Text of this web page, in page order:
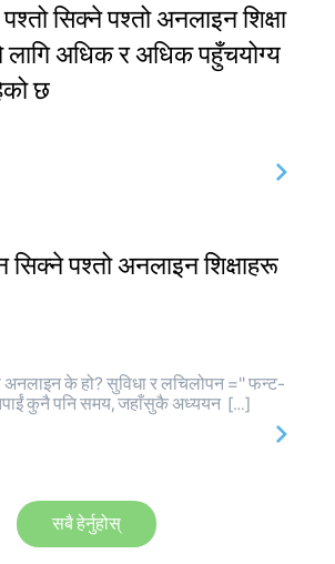
सिक्ने पश्तो अनलाइन शिक्षा
लागि अधिक र अधिक पहुँचयोग्य
छ
सिक्ने पश्तो अनलाइन शिक्षाहरू
अनलाइन के हो? सुविधा र लचिलोपन =" फन्ट-
कुनै पनि समय, जहाँसुकै अध्ययन […]
सबै हेर्नुहोस्